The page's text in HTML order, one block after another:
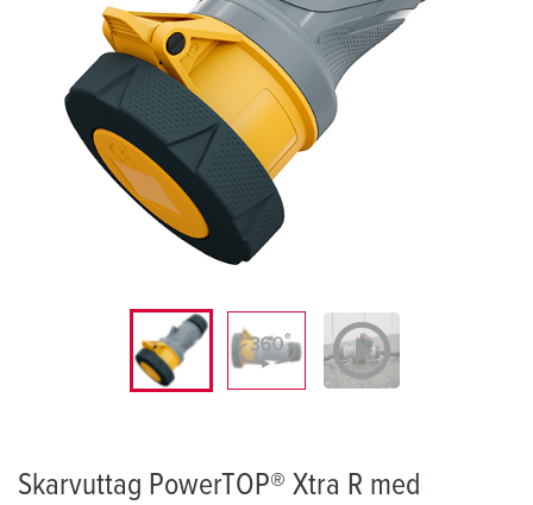
Skarvuttag PowerTOP® Xtra R med